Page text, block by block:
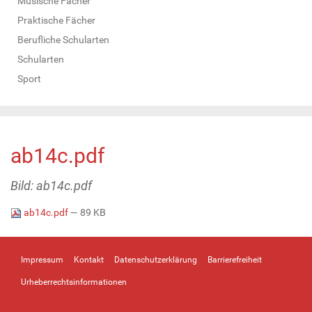
Praktische Fächer
Berufliche Schularten
Schularten
Sport
ab14c.pdf
Bild: ab14c.pdf
ab14c.pdf— 89 KB
Impressum Kontakt Datenschutzerklärung Barrierefreiheit
Urheberrechtsinformationen